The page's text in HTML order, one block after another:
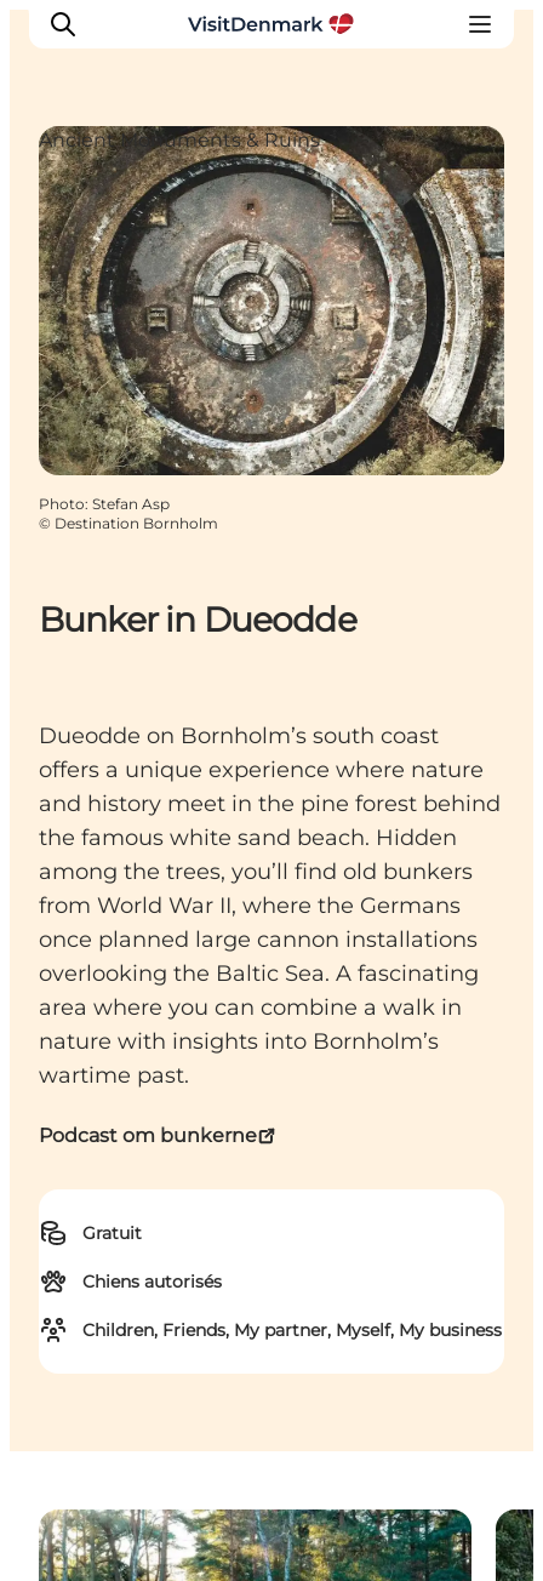
Inspirations
Destinations
Quoi faire
Hébergements
Planifiez votre voyage
Bunker in Dueodde
Dueodde on Bornholm’s south coast
offers a unique experience where nature
and history meet in the pine forest behind
the famous white sand beach. Hidden
among the trees, you’ll find old bunkers
from World War II, where the Germans
once planned large cannon installations
overlooking the Baltic Sea. A fascinating
area where you can combine a walk in
nature with insights into Bornholm’s
wartime past.
Podcast om bunkerne
Gratuit
Chiens autorisés
Children, Friends, My partner, Myself, My business
Ancient Monuments & Ruins
Photo: Stefan Asp
© Destination Bornholm